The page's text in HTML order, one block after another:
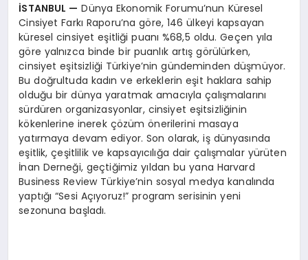
İSTANBUL — Dünya Ekonomik Forumu’nun Küresel
Cinsiyet Farkı Raporu’na göre, 146 ülkeyi kapsayan
küresel cinsiyet eşitliği puanı %68,5 oldu. Geçen yıla
göre yalnızca binde bir puanlık artış görülürken,
cinsiyet eşitsizliği Türkiye’nin gündeminden düşmüyor.
Bu doğrultuda kadın ve erkeklerin eşit haklara sahip
olduğu bir dünya yaratmak amacıyla çalışmalarını
sürdüren organizasyonlar, cinsiyet eşitsizliğinin
kökenlerine inerek çözüm önerilerini masaya
yatırmaya devam ediyor. Son olarak, iş dünyasında
eşitlik, çeşitlilik ve kapsayıcılığa dair çalışmalar yürüten
İnan Derneği, geçtiğimiz yıldan bu yana Harvard
Business Review Türkiye’nin sosyal medya kanalında
yaptığı “Sesi Açıyoruz!” program serisinin yeni
sezonuna başladı.